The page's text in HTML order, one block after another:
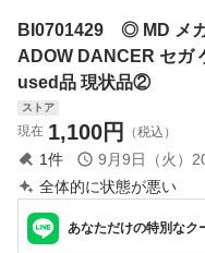
BI0701429 ◎ MD メガ
ADOW DANCER セガ
used品 現状品②
ストア
現在 1,100円 （税込）
1件 9月9日（火）
全体的に状態が悪い
あなただけの特別なク